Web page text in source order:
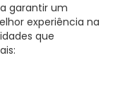
garantir um
experiência na
que